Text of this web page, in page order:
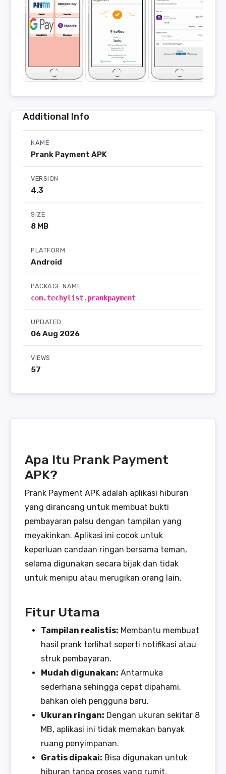
Additional Info
NAME
Prank Payment APK
VERSION
4.3
SIZE
8 MB
PLATFORM
Android
PACKAGE NAME
com.techylist.prankpayment
UPDATED
06 Aug 2026
VIEWS
57
Apa Itu Prank Payment
APK?
Prank Payment APK adalah aplikasi hiburan
yang dirancang untuk membuat bukti
pembayaran palsu dengan tampilan yang
meyakinkan. Aplikasi ini cocok untuk
keperluan candaan ringan bersama teman,
selama digunakan secara bijak dan tidak
untuk menipu atau merugikan orang lain.
Fitur Utama
Tampilan realistis: Membantu membuat
hasil prank terlihat seperti notifikasi atau
struk pembayaran.
Mudah digunakan: Antarmuka
sederhana sehingga cepat dipahami,
bahkan oleh pengguna baru.
Ukuran ringan: Dengan ukuran sekitar 8
MB, aplikasi ini tidak memakan banyak
ruang penyimpanan.
Gratis dipakai: Bisa digunakan untuk
hiburan tanpa proses yang rumit.